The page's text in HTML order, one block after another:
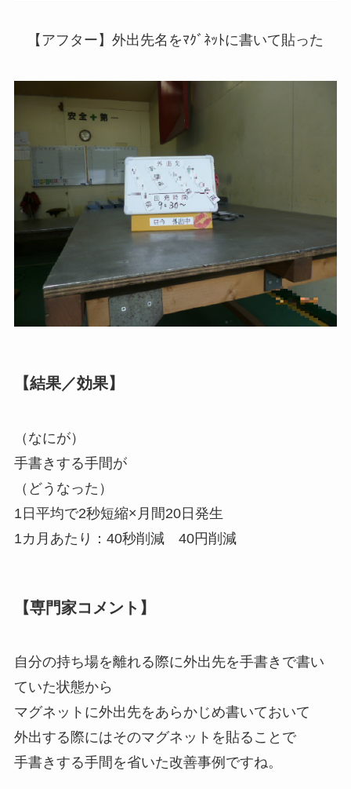
【アフター】外出先名をﾏｸﾞﾈｯﾄに書いて貼った
【結果／効果】
（なにが）
手書きする手間が
（どうなった）
1日平均で2秒短縮×月間20日発生
1カ月あたり：40秒削減 40円削減
【専門家コメント】
自分の持ち場を離れる際に外出先を手書きで書い
ていた状態から
マグネットに外出先をあらかじめ書いておいて
外出する際にはそのマグネットを貼ることで
手書きする手間を省いた改善事例ですね。